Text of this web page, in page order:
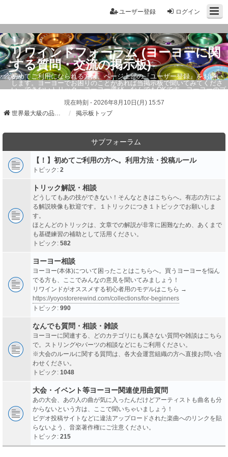
ログイン
ユーザー登録
リワインドフォーラム (ヨーヨーに関
する質問・交流の掲示板)
初めてご利用になられる方は、ページ上部の『ユーザー登録』をお願い
します。ヨーヨーでお困りのことがあれば当掲示板で聞いてみてくださ
い。できないトリック・ヨーヨー選び、なんでもOKです。ヨーヨーのプ
現在時刻 - 2026年8月10日(月) 15:57
世界最大級の品ぞろえ ヨーヨーストア「リワインド」
掲示板トップ
サブフォーラム
【！】初めてご利用の方へ。利用方法・投稿ルール
トピック: 2
トリック解説・相談
どうしてもあの技ができない！そんなときはこちらへ。有志の方によ
る解説映像も歓迎です。１トリックにつき１トピックでお願いしま
す。
ほとんどのトリックは、文章での解説が非常に困難なため、あくまで
も基礎練習の補助として活用ください。
トピック: 582
ヨーヨー相談
ヨーヨー(本体)について困ったことはこちらへ。買うヨーヨーを悩ん
でる方も、ここでみんなの意見を聞いてみましょう！
リワインドがオススメする初心者用のモデルはこちら →
https://yoyostorerewind.com/collections/for-beginners
トピック: 990
なんでも質問・相談・雑談
ヨーヨーに関連する、どのカテゴリにも属さない質問や雑談はこちら
で。ストリングやパーツの相談などにもご利用ください。
※大会のルールに関する質問は、各大会運営組織の方へ直接お問い合
わせください。
トピック: 1048
大会・イベント等ヨーヨー関連使用曲質問
あの大会、あの人の曲が気に入ったんだけどアーティストも曲名も分
からないという方は、ここで聞いちゃいましょう！
ビデオ投稿サイトなどに違法アップロードされた楽曲へのリンクを貼
らないよう、音楽著作権にご注意ください。
トピック: 215